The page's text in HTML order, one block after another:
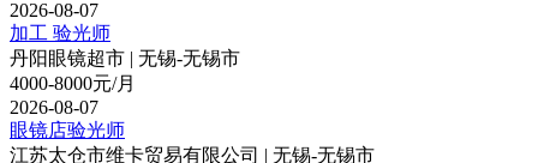
2026-08-07
加工 验光师
丹阳眼镜超市 | 无锡-无锡市
4000-8000元/月
2026-08-07
眼镜店验光师
江苏太仓市维卡贸易有限公司 | 无锡-无锡市